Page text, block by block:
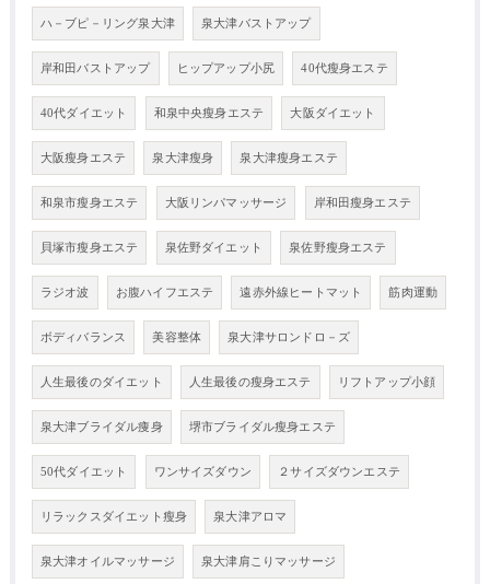
ハ－ブピ－リング泉大津 泉大津バストアップ
岸和田バストアップ ヒップアップ小尻 40代瘦身エステ
40代ダイエット 和泉中央瘦身エステ 大阪ダイエット
大阪瘦身エステ 泉大津瘦身 泉大津瘦身エステ
和泉市瘦身エステ 大阪リンパマッサージ 岸和田瘦身エステ
貝塚市瘦身エステ 泉佐野ダイエット 泉佐野瘦身エステ
ラジオ波 お腹ハイフエステ 遠赤外線ヒートマット 筋肉運動
ボディバランス 美容整体 泉大津サロンドロ－ズ
人生最後のダイエット 人生最後の瘦身エステ リフトアップ小顔
泉大津ブライダル痩身 堺市ブライダル瘦身エステ
50代ダイエット ワンサイズダウン ２サイズダウンエステ
リラックスダイエット瘦身 泉大津アロマ
泉大津オイルマッサージ 泉大津肩こりマッサージ